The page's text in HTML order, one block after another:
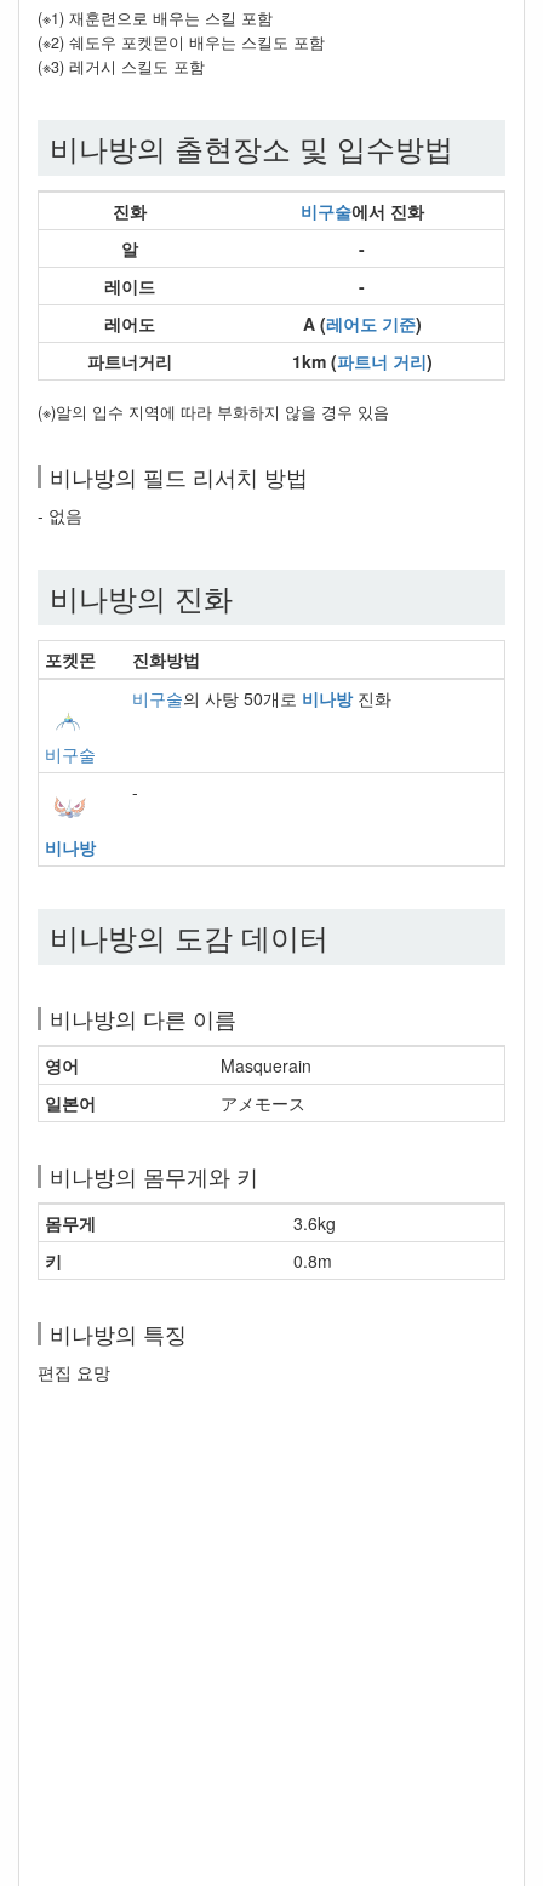
(※1) 재훈련으로 배우는 스킬 포함
(※2) 쉐도우 포켓몬이 배우는 스킬도 포함
(※3) 레거시 스킬도 포함
비나방의 출현장소 및 입수방법
진화 비구술에서 진화
알
-
레이드
-
레어도
A (레어도 기준)
파트너거리
1km (파트너 거리)
(※)알의 입수 지역에 따라 부화하지 않을 경우 있음
비나방의 필드 리서치 방법
- 없음
비나방의 진화
포켓몬 진화방법
비구술
비구술의 사탕 50개로 비나방진화
비나방
-
비나방의 도감 데이터
비나방의 다른 이름
영어
Masquerain
일본어
アメモース
비나방의 몸무게와 키
몸무게
3.6kg
키
0.8m
비나방의 특징
편집 요망